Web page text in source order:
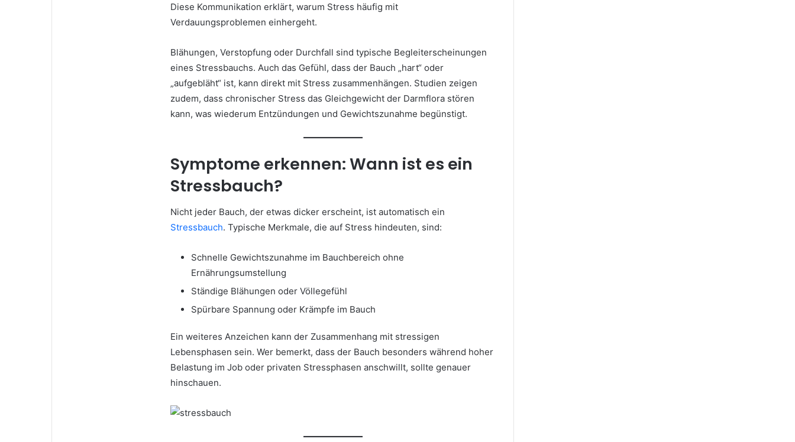
Diese Kommunikation erklärt, warum Stress häufig mit
Verdauungsproblemen einhergeht.
Blähungen, Verstopfung oder Durchfall sind typische Begleiterscheinungen
eines Stressbauchs. Auch das Gefühl, dass der Bauch „hart“ oder
„aufgebläht“ ist, kann direkt mit Stress zusammenhängen. Studien zeigen
zudem, dass chronischer Stress das Gleichgewicht der Darmflora stören
kann, was wiederum Entzündungen und Gewichtszunahme begünstigt.
Symptome erkennen: Wann ist es ein
Stressbauch?
Nicht jeder Bauch, der etwas dicker erscheint, ist automatisch ein
Stressbauch. Typische Merkmale, die auf Stress hindeuten, sind:
Schnelle Gewichtszunahme im Bauchbereich ohne
Ernährungsumstellung
Ständige Blähungen oder Völlegefühl
Spürbare Spannung oder Krämpfe im Bauch
Ein weiteres Anzeichen kann der Zusammenhang mit stressigen
Lebensphasen sein. Wer bemerkt, dass der Bauch besonders während hoher
Belastung im Job oder privaten Stressphasen anschwillt, sollte genauer
hinschauen.